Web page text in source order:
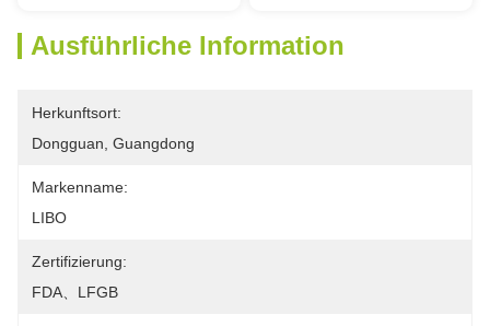
Ausführliche Information
Herkunftsort:
Dongguan, Guangdong
Markenname:
LIBO
Zertifizierung:
FDA、LFGB